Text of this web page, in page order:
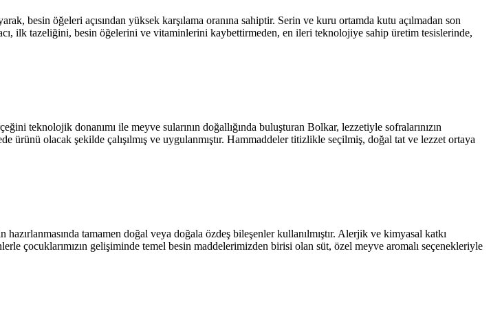
besin öğeleri açısından yüksek karşılama oranına sahiptir. Serin ve kuru ortamda kutu açılmadan son
ilk tazeliğini, besin öğelerini ve vitaminlerini kaybettirmeden, en ileri teknolojiye sahip üretim tesislerinde,
teknolojik donanımı ile meyve sularının doğallığında buluşturan Bolkar, lezzetiyle sofralarınızın
olacak şekilde çalışılmış ve uygulanmıştır. Hammaddeler titizlikle seçilmiş, doğal tat ve lezzet ortaya
tamamen doğal veya doğala özdeş bileşenler kullanılmıştır. Alerjik ve kimyasal katkı
çocuklarımızın gelişiminde temel besin maddelerimizden birisi olan süt, özel meyve aromalı seçenekleriyle